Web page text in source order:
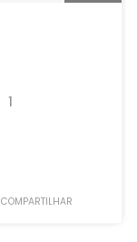
1
COMPARTILHAR